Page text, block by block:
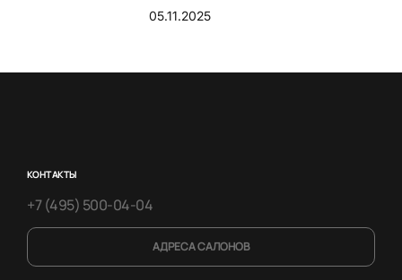
05.11.2025
КОНТАКТЫ
+7 (495) 500-04-04
АДРЕСА САЛОНОВ